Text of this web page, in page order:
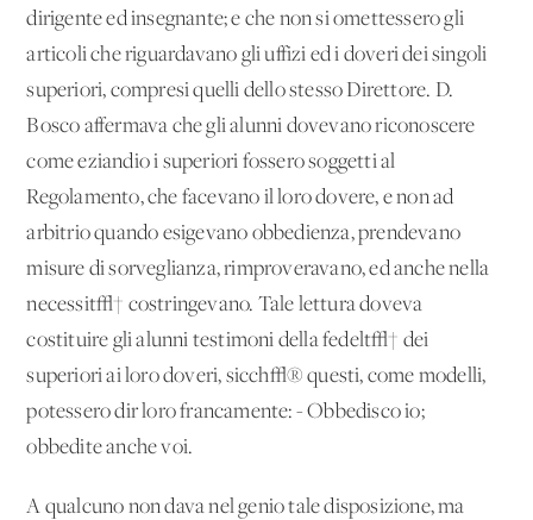
dirigente ed insegnante; e che non si omettessero gli
articoli che riguardavano gli uffizi ed i doveri dei singoli
superiori, compresi quelli dello stesso Direttore. D.
Bosco affermava che gli alunni dovevano riconoscere
come eziandio i superiori fossero soggetti al
Regolamento, che facevano il loro dovere, e non ad
arbitrio quando esigevano obbedienza, prendevano
misure di sorveglianza, rimproveravano, ed anche nella
necessit√† costringevano. Tale lettura doveva
costituire gli alunni testimoni della fedelt√† dei
superiori ai loro doveri, sicch√® questi, come modelli,
potessero dir loro francamente: - Obbedisco io;
obbedite anche voi.
A qualcuno non dava nel genio tale disposizione, ma